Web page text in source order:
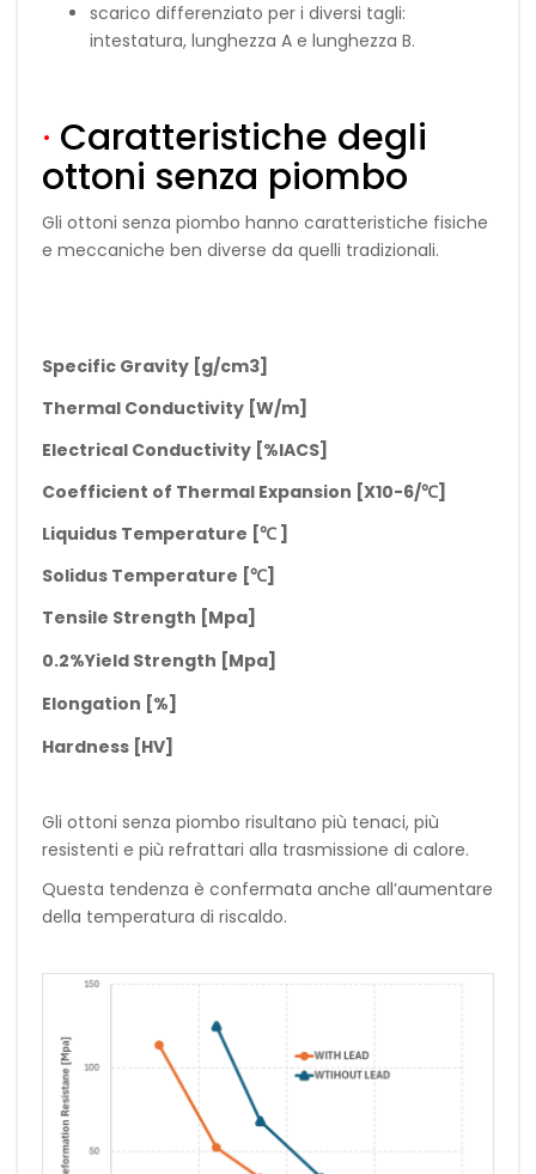
scarico differenziato per i diversi tagli:
intestatura, lunghezza A e lunghezza B.
· Caratteristiche degli
ottoni senza piombo
Gli ottoni senza piombo hanno caratteristiche fisiche
e meccaniche ben diverse da quelli tradizionali.
Specific Gravity [g/cm3]
Thermal Conductivity [W/m]
Electrical Conductivity [%IACS]
Coefficient of Thermal Expansion [X10-6/℃]
Liquidus Temperature [℃ ]
Solidus Temperature [℃]
Tensile Strength [Mpa]
0.2%Yield Strength [Mpa]
Elongation [%]
Hardness [HV]
Gli ottoni senza piombo risultano più tenaci, più
resistenti e più refrattari alla trasmissione di calore.
Questa tendenza è confermata anche all’aumentare
della temperatura di riscaldo.